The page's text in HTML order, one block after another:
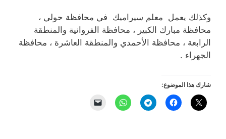
وكذلك يعمل معلم سيراميك في محافظة حولي ،
محافظة مبارك الكبير ، محافظة الفروانية والمنطقة
الرابعة ، محافظة الأحمدي والمنطقة العاشرة ، محافظة
الجهراء .
شارك هذا الموضوع: